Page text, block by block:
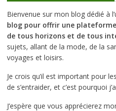
Bienvenue sur mon blog dédié à
blog pour offrir une
de tous horizons et de tous
sujets, allant de la mode, de la
voyages et loisirs.
Je crois qu’il est important pour
de s’entraider, et c’est pourquoi
J’espère que vous apprécierez